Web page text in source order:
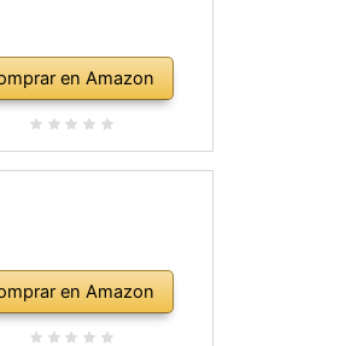
en Amazon
en Amazon